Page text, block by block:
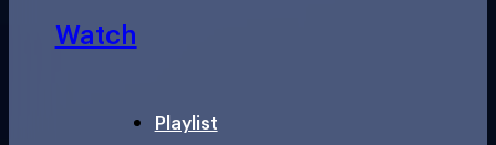
Watch
Playlist